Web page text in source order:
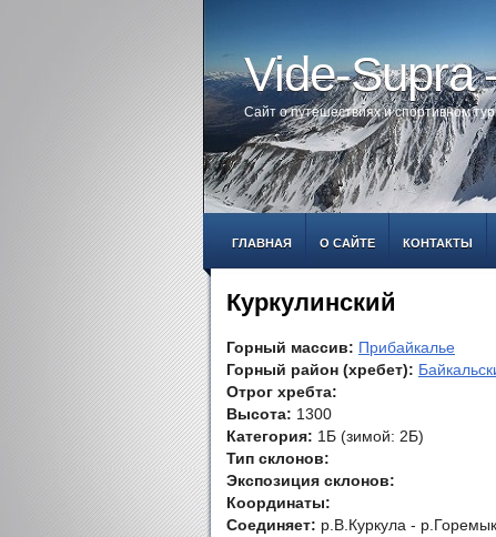
Vide-
Сайт о путешествиях и спортивном
ГЛАВНАЯ О САЙТЕ КОНТАКТЫ
Куркулинский
Горный массив: Прибайкалье
Горный район (хребет):
Отрог хребта:
Высота: 1300
Категория: 1Б (зимой: 2Б)
Тип склонов:
Экспозиция склонов:
Координаты:
Соединяет: р.В.Куркула -